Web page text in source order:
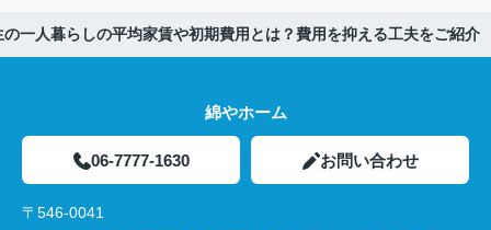
の一人暮らしの平均家賃や初期費用とは？費用を抑える工夫をご紹介
綿やホーム
06-7777-1630 お問い合わせ
〒546-0041